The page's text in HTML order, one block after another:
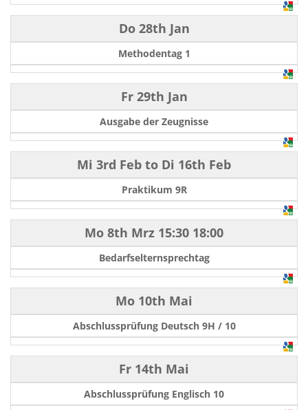
Do 28th Jan
Methodentag 1
Fr 29th Jan
Ausgabe der Zeugnisse
Mi 3rd Feb to Di 16th Feb
Praktikum 9R
Mo 8th Mrz 15:30 18:00
Bedarfselternsprechtag
Mo 10th Mai
Abschlussprüfung Deutsch 9H / 10
Fr 14th Mai
Abschlussprüfung Englisch 10